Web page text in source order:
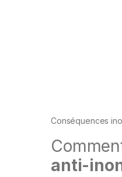
Conséquences
anti-